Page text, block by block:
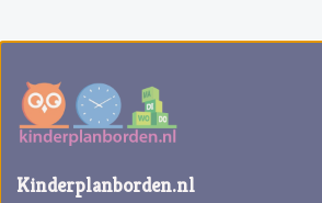
Kinderplanborden.nl